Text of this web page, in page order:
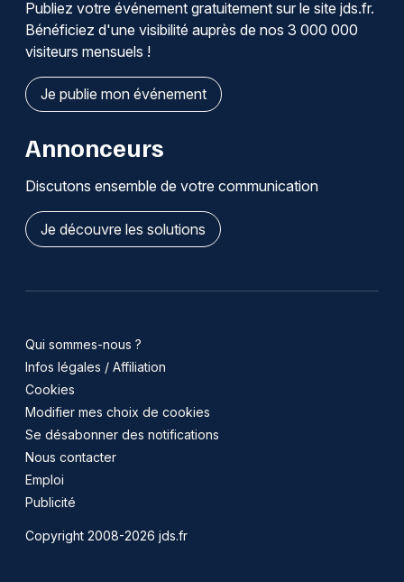
Publiez votre événement gratuitement sur le site jds.fr.
Bénéficiez d'une visibilité auprès de nos 3 000 000
visiteurs mensuels !
Je publie mon événement
Annonceurs
Discutons ensemble de votre communication
Je découvre les solutions
Qui sommes-nous ?
Infos légales / Affiliation
Cookies
Modifier mes choix de cookies
Se désabonner des notifications
Nous contacter
Emploi
Publicité
Copyright 2008-2026 jds.fr